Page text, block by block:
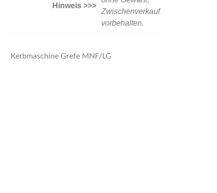
Hinweis >>>
Zwischenverkauf
vorbehalten.
Kerbmaschine Grefe MNF/LG